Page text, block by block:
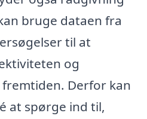
bruge dataen fra
til at
og
Derfor kan
at spørge ind til,